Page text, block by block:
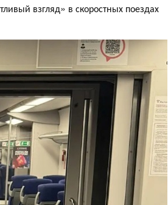
взгляд» в скоростных поездах